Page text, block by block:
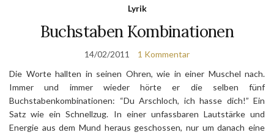
Lyrik
Buchstaben Kombinationen
14/02/2011
1 Kommentar
Die Worte hallten in seinen Ohren, wie in einer Muschel nach.
Immer und immer wieder hörte er die selben fünf
Buchstabenkombinationen: “Du Arschloch, ich hasse dich!” Ein
Satz wie ein Schnellzug. In einer unfassbaren Lautstärke und
Energie aus dem Mund heraus geschossen, nur um danach eine